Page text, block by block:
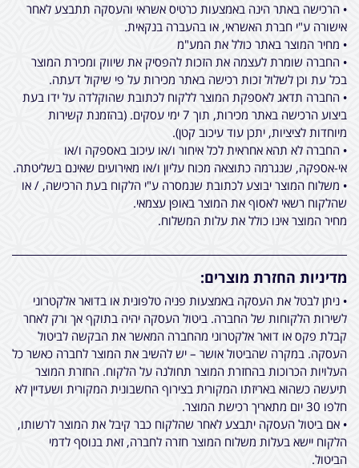
• הרכישה באתר הינה באמצעות כרטיס אשראי והעסקה תתבצע לאחר
אישורה ע"י חברת האשראי, או בהעברה בנקאית.
• מחיר המוצר באתר כולל את המע"מ
• החברה שומרת לעצמה את הזכות להפסיק את שיווק ומכירת המוצר
בכל עת וכן לשלול זכות רכישה באתר מכירות על פי שיקול דעתה.
• החברה תדאג לאספקת המוצר ללקוח לכתובת שהוקלדה על ידו בעת
ביצוע הרכישה באתר מכירות, תוך 7 ימי עסקים. (בהזמנת קשירות
מיוחדות לציציות, יתכן עוד עיכוב קטן).
• החברה לא תהא אחראית לכל איחור ו/או עיכוב באספקה ו/או
אי-אספקה, שנגרמה כתוצאה מכוח עליון ו/או מאירועים שאינם בשליטתה.
• משלוח המוצר יבוצע לכתובת שנמסרה ע"י הלקוח בעת הרכישה, / או
שהלקוח רשאי לאסוף את המוצר באופן עצמאי.
מחיר המוצר אינו כולל את עלות המשלוח.
מדיניות החזרת מוצרים:
• ניתן לבטל את העסקה באמצעות פניה טלפונית או בדואר אלקטרוני
לשירות הלקוחות של החברה. ביטול העסקה יהיה בתוקף אך ורק לאחר
קבלת פקס או דואר אלקטרוני מהחברה המאשר את הבקשה לביטול
העסקה. במקרה שהביטול אושר – יש להשיב את המוצר לחברה כאשר כל
העלויות הכרוכות בהחזרת המוצר תחולנה על הלקוח. החזרת המוצר
תיעשה כשהוא באריזתו המקורית בצירוף החשבונית המקורית ושעדיין לא
חלפו 30 יום מתאריך רכישת המוצר.
• אם ביטול העסקה יתבצע לאחר שהלקוח כבר קיבל את המוצר לרשותו,
הלקוח יישא בעלות משלוח המוצר חזרה לחברה, זאת בנוסף לדמי
הביטול.